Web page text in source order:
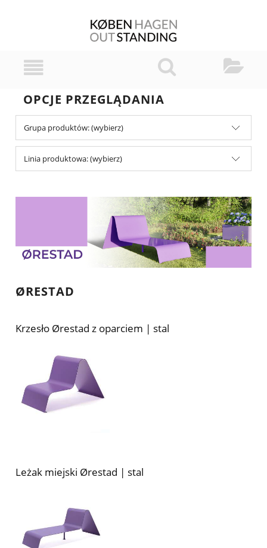
OPCJE PRZEGLĄDANIA
Grupa produktów: (wybierz)
Linia produktowa: (wybierz)
ØRESTAD
Krzesło Ørestad z oparciem | stal
Leżak miejski Ørestad | stal